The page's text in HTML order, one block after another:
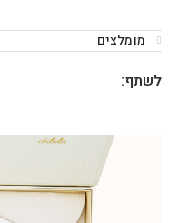
מומלצים
לשתף: